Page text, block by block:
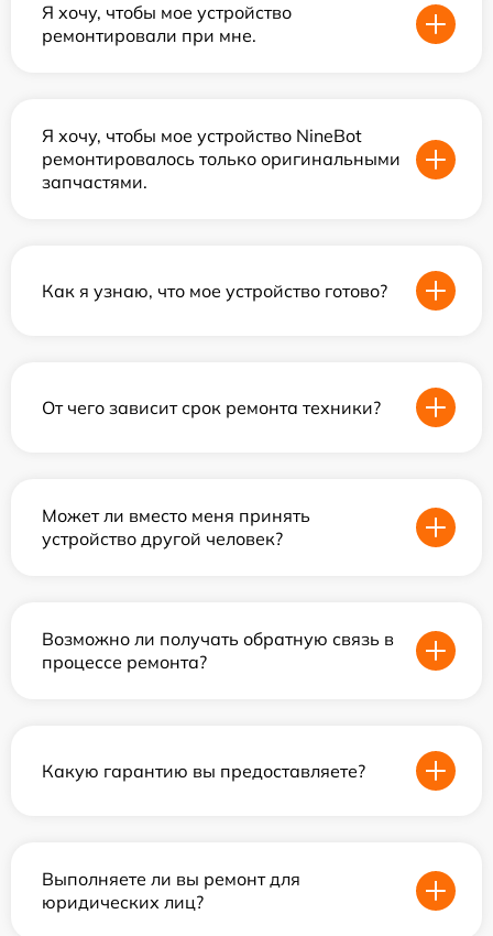
Я хочу, чтобы мое устройство
ремонтировали при мне.
Я хочу, чтобы мое устройство NineBot
ремонтировалось только оригинальными
запчастями.
Как я узнаю, что мое устройство готово?
От чего зависит срок ремонта техники?
Может ли вместо меня принять
устройство другой человек?
Возможно ли получать обратную связь в
процессе ремонта?
Какую гарантию вы предоставляете?
Выполняете ли вы ремонт для
юридических лиц?